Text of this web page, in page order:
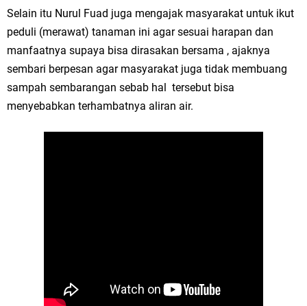
Keluarga Besar dr. Titin Ekowati RS Wates Husada Balongpanggang
RT 03 RW 01 Patra Raya Rosewood Cerme Gresik Berbenah dan
Bersolek, Siap Meriahkan HUT Ke 81 RI
Selain itu Nurul Fuad juga mengajak masyarakat untuk ikut
peduli (merawat) tanaman ini agar sesuai harapan dan
manfaatnya supaya bisa dirasakan bersama , ajaknya
sembari berpesan agar masyarakat juga tidak membuang
sampah sembarangan sebab hal tersebut bisa
menyebabkan terhambatnya aliran air.